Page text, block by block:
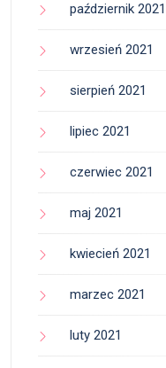
październik 2021
wrzesień 2021
sierpień 2021
lipiec 2021
czerwiec 2021
maj 2021
kwiecień 2021
marzec 2021
luty 2021